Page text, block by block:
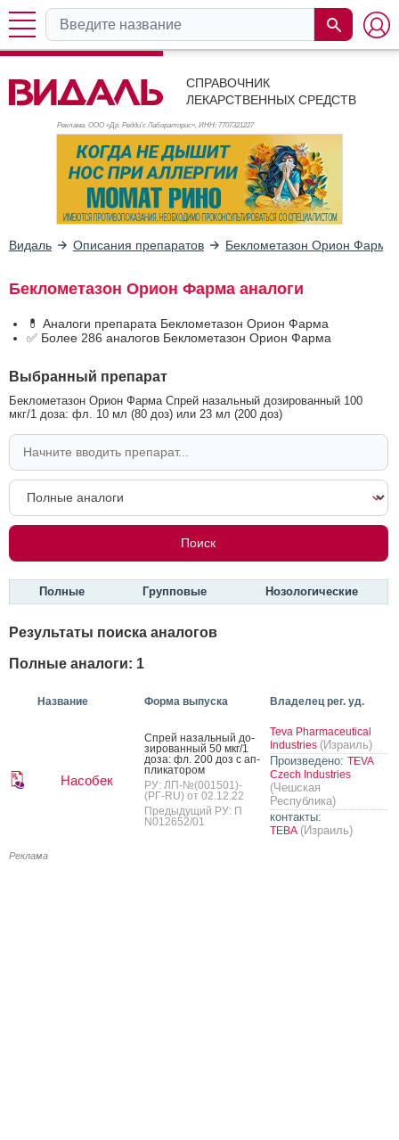
СПРАВОЧНИК
ЛЕКАРСТВЕННЫХ СРЕДСТВ
Реклама. ООО «Др. Редди’с Лабораторис», ИНН: 7707321227
Видаль Описания препаратов Беклометазон Орион Фарма
Беклометазон Орион Фарма аналоги
💊 Аналоги препарата Беклометазон Орион Фарма
✅ Более 286 аналогов Беклометазон Орион Фарма
Выбранный препарат
Беклометазон Орион Фарма Спрей назальный дозированный 100
мкг/1 доза: фл. 10 мл (80 доз) или 23 мл (200 доз)
Полные Групповые Нозологические
Результаты поиска аналогов
Полные аналоги: 1
Название Форма выпуска Владелец рег. уд.
Насобек
Спрей на­заль­ный до­
зиро­ван­ный 50 мкг/1
до­за: фл. 200 доз с ап­
пли­като­ром
РУ: ЛП-№(001501)-
(РГ-RU) от 02.12.22
Предыдущий РУ: П
N012652/01
Teva Pharmaceutical
Industries (Израиль)
Произведено: TEVA
Czech Industries
(Чешская
Республика)
контакты:
ТЕВА (Израиль)
Реклама